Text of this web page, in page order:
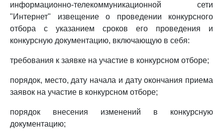
информационно-телекоммуникационной сети
"Интернет" извещение о проведении конкурсного
отбора с указанием сроков его проведения и
конкурсную документацию, включающую в себя:
требования к заявке на участие в конкурсном отборе;
порядок, место, дату начала и дату окончания приема
заявок на участие в конкурсном отборе;
порядок внесения изменений в конкурсную
документацию;